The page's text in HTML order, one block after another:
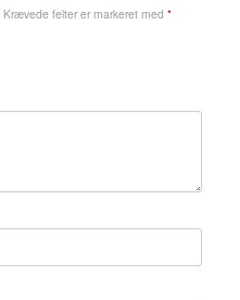
Krævede felter er markeret med *